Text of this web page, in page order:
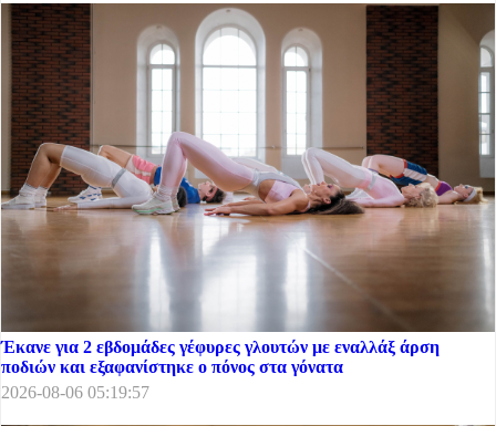
Έκανε για 2 εβδομάδες γέφυρες γλουτών με εναλλάξ άρση
ποδιών και εξαφανίστηκε ο πόνος στα γόνατα
2026-08-06 05:19:57